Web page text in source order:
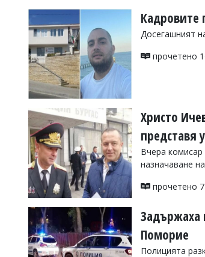
ЛАЙФСТАЙЛ
ВОЙНАТА
УКРАЙНА
СПОРТ
РАЗСЛЕДВАНЕ
БИЗНЕС
Управители:
Веселин
Василев,
v.vasilev@flagman.bg
Касабова,
k.kassabova@flagman.bg
Кадровите
Досегашният
прочетено
Христо
представя
Вчера
назначаване
прочетено
Задържаха
Поморие
Полицията